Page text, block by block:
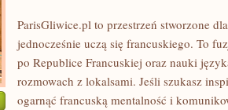
ParisGliwice.pl to przestrzeń stworzone
jednocześnie uczą się francuskiego. To
po Republice Francuskiej oraz nauki
rozmowach z lokalsami. Jeśli szukasz
ogarnąć francuską mentalność i